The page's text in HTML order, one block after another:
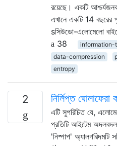
রয়েছে। একটি
এখানে একটি 14 বছরের
sসিউডো-এলোমেলো
38
information-
data-compression
entropy
2 নির্লিপ্ত ঘোলাফেরা
এটি সুপরিচিত যে,
প্রতিটি আইটেম
'নিষ্পাপ'